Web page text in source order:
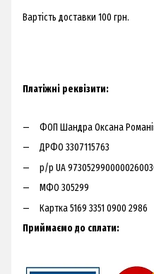
Вартість доставки 100 грн.​
Платіжні реквізити:
ФОП Шандра Оксана
ДРФО 3307115763
р/р UA
МФО 305299
Картка 5169 3351 0900 2986
Приймаємо до сплати: